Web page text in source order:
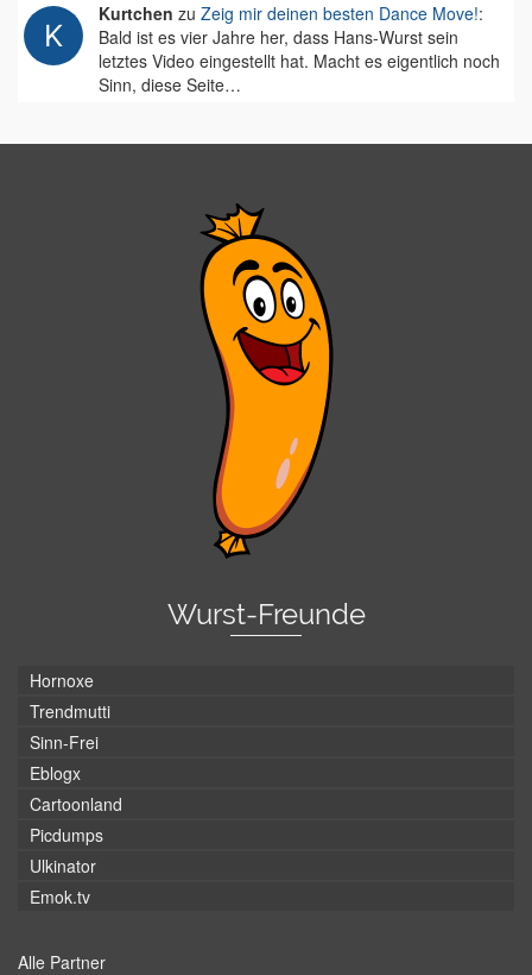
Kurtchen zu Zeig mir deinen besten Dance Move!:
Bald ist es vier Jahre her, dass Hans-Wurst sein
letztes Video eingestellt hat. Macht es eigentlich noch
Sinn, diese Seite…
Wurst-Freunde
Hornoxe
Trendmutti
Sinn-Frei
Eblogx
Cartoonland
Picdumps
Ulkinator
Emok.tv
Alle Partner